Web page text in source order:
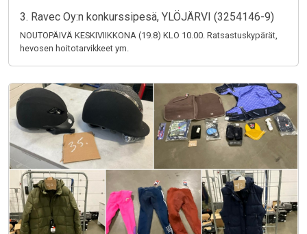
3. Ravec Oy:n konkurssipesä, YLÖJÄRVI (3254146-9)
NOUTOPÄIVÄ KESKIVIIKKONA (19.8) KLO 10.00. Ratsastuskypärät,
hevosen hoitotarvikkeet ym.